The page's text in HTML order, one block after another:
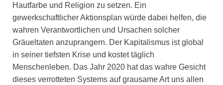
Hautfarbe und Religion zu setzen. Ein
gewerkschaftlicher Aktionsplan würde dabei helfen, die
wahren Verantwortlichen und Ursachen solcher
Gräueltaten anzuprangern. Der Kapitalismus ist global
in seiner tiefsten Krise und kostet täglich
Menschenleben. Das Jahr 2020 hat das wahre Gesicht
dieses verrotteten Systems auf grausame Art uns allen